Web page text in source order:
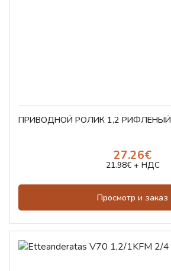
ПРИВОДНОЙ РОЛИК 1,2 РИФЛЁНЫЙ
27.26€
21.98€ + НДС
Просмотр и заказ